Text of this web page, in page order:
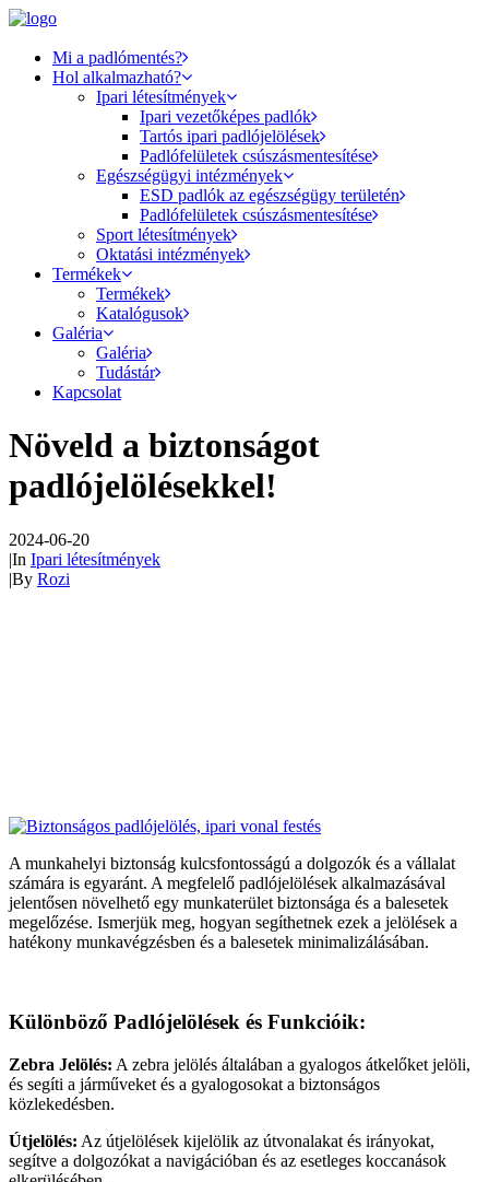
Mi a padlómentés?
Hol alkalmazható?
Ipari létesítmények
Ipari vezetőképes padlók
Tartós ipari padlójelölések
Padlófelületek csúszásmentesítése
Egészségügyi intézmények
ESD padlók az egészségügy területén
Padlófelületek csúszásmentesítése
Sport létesítmények
Oktatási intézmények
Termékek
Termékek
Katalógusok
Galéria
Galéria
Tudástár
Kapcsolat
Növeld a biztonságot
padlójelölésekkel!
2024-06-20
|In Ipari létesítmények
|By Rozi
A munkahelyi biztonság kulcsfontosságú a dolgozók és a vállalat
számára is egyaránt. A megfelelő padlójelölések alkalmazásával
jelentősen növelhető egy munkaterület biztonsága és a balesetek
megelőzése. Ismerjük meg, hogyan segíthetnek ezek a jelölések a
hatékony munkavégzésben és a balesetek minimalizálásában.
Különböző Padlójelölések és Funkcióik:
Zebra Jelölés: A zebra jelölés általában a gyalogos átkelőket jelöli,
és segíti a járműveket és a gyalogosokat a biztonságos
közlekedésben.
Útjelölés: Az útjelölések kijelölik az útvonalakat és irányokat,
segítve a dolgozókat a navigációban és az esetleges koccanások